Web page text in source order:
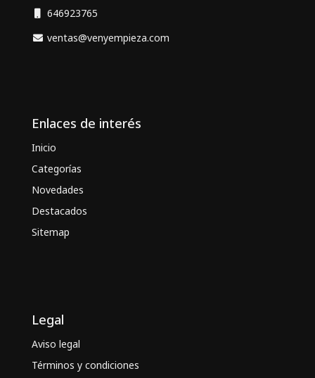
646923765
ventas@venyempieza.com
Enlaces de interés
Inicio
Categorías
Novedades
Destacados
Sitemap
Legal
Aviso legal
Términos y condiciones